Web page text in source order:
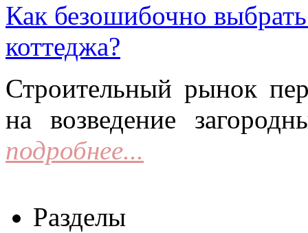
Как безошибочно
коттеджа?
Строительный рынок
на возведение
подробнее...
Разделы